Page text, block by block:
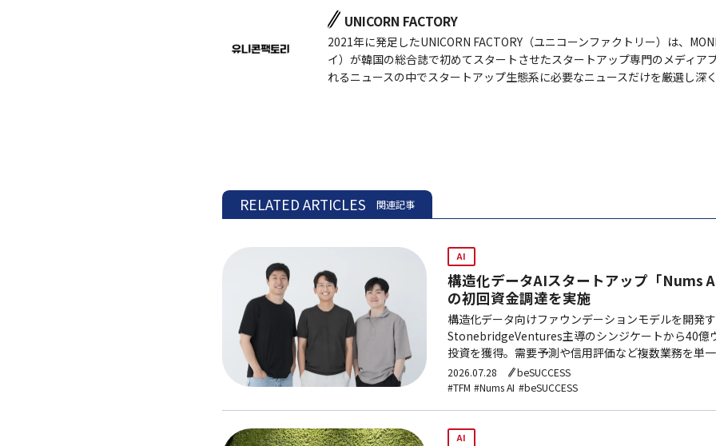
UNICORN FACTORY
2021年に発足したUNICORN FACTORY（ユニコーンファクトリー）は、
イ）が韓国の総合誌で初めてスタートさせたスタートアップ専門のメディア
れるニュースの中でスタートアップ生態系に必要なニュースだけを厳選し深く
RELATED ARTICLES 関連記事
AI
構造化データAIスタートアップ「Nums
の初回資金調達を実施
構造化データ向けファウンデーションモデルを開発す
StonebridgeVentures主導のシンジケートから40億
投資を獲得。需要予測や信用評価など複数業務を単
の開発加速とオンプレミス展開に充当する。
2026.07.28
beSUCCESS
#TFM #Nums AI #beSUCCESS
AI